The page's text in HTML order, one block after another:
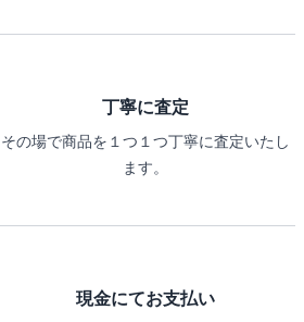
丁寧に査定
その場で商品を１つ１つ丁寧に査定いたし
ます。
現金にてお支払い